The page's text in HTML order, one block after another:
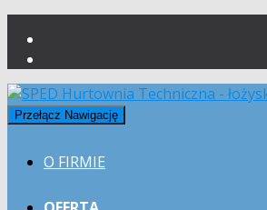
Przełącz Nawigację
O FIRMIE